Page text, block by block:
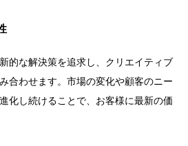
的な解決策を追求し、クリエイティブ
合わせます。市場の変化や顧客のニー
化し続けることで、お客様に最新の価